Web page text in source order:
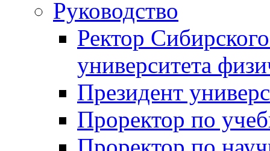
Руководство
Ректор
университета
Президент
Проректор по